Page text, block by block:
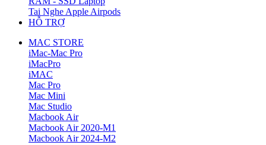
Tai Nghe Apple Airpods
HỖ TRỢ
MAC STORE
iMac-Mac Pro
iMacPro
iMAC
Mac Pro
Mac Mini
Mac Studio
Macbook Air
Macbook Air 2020-M1
Macbook Air 2024-M2